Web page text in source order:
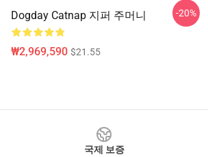
Dogday Catnap 지퍼 주머니
₩2,969,590 $21.55
-20%
국제 보증